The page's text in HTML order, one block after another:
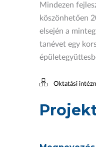
Mindezen
köszönhetően
elsején a
tanévet egy
Oktatási